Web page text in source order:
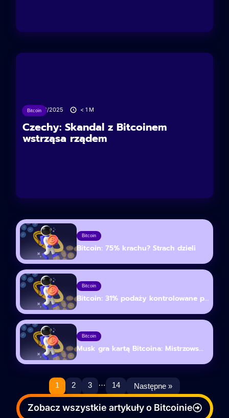
Bitcoin
13/06/2025 < 1 M
Czechy: Skandal z Bitcoinem
wstrząsa rządem
Bitcoin
Bitcoin: 75% krachu? Strach dzieli
Bitcoin
Bitcoin: 31% podaży kontrolowane p...
Bitcoin
Musk gra kartą Bitcoina: Mistrzows...
1 2 3 … 14 Następne »
Zobacz wszystkie artykuły o Bitcoinie